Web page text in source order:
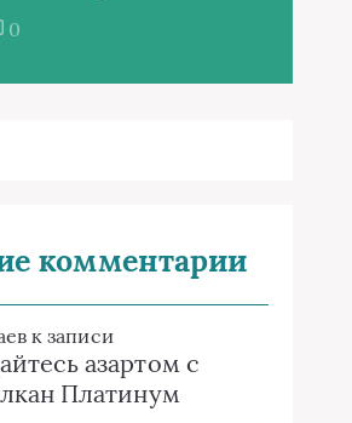
0
комментарии
к записи
азартом с
Платинум